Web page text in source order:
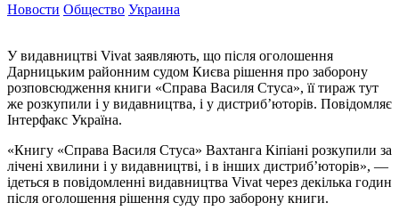
Новости Общество Украина
У видавництві Vivat заявляють, що після оголошення
Дарницьким районним судом Києва рішення про заборону
розповсюдження книги «Справа Василя Стуса», її тираж тут
же розкупили і у видавництва, і у дистриб’юторів. Повідомляє
Інтерфакс Україна.
«Книгу «Справа Василя Стуса» Вахтанга Кіпіані розкупили за
лічені хвилини і у видавництві, і в інших дистриб’юторів», —
ідеться в повідомленні видавництва Vivat через декілька годин
після оголошення рішення суду про заборону книги.